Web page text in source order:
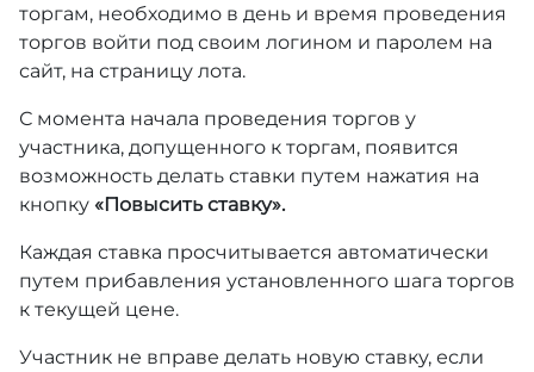
торгам, необходимо в день и время проведения
торгов войти под своим логином и паролем на
сайт, на страницу лота.
С момента начала проведения торгов у
участника, допущенного к торгам, появится
возможность делать ставки путем нажатия на
кнопку «Повысить ставку».
Каждая ставка просчитывается автоматически
путем прибавления установленного шага торгов
к текущей цене.
Участник не вправе делать новую ставку, если